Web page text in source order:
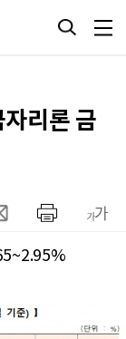
리론 금